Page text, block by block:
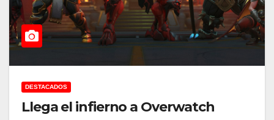
DESTACADOS
Llega el infierno a Overwatch